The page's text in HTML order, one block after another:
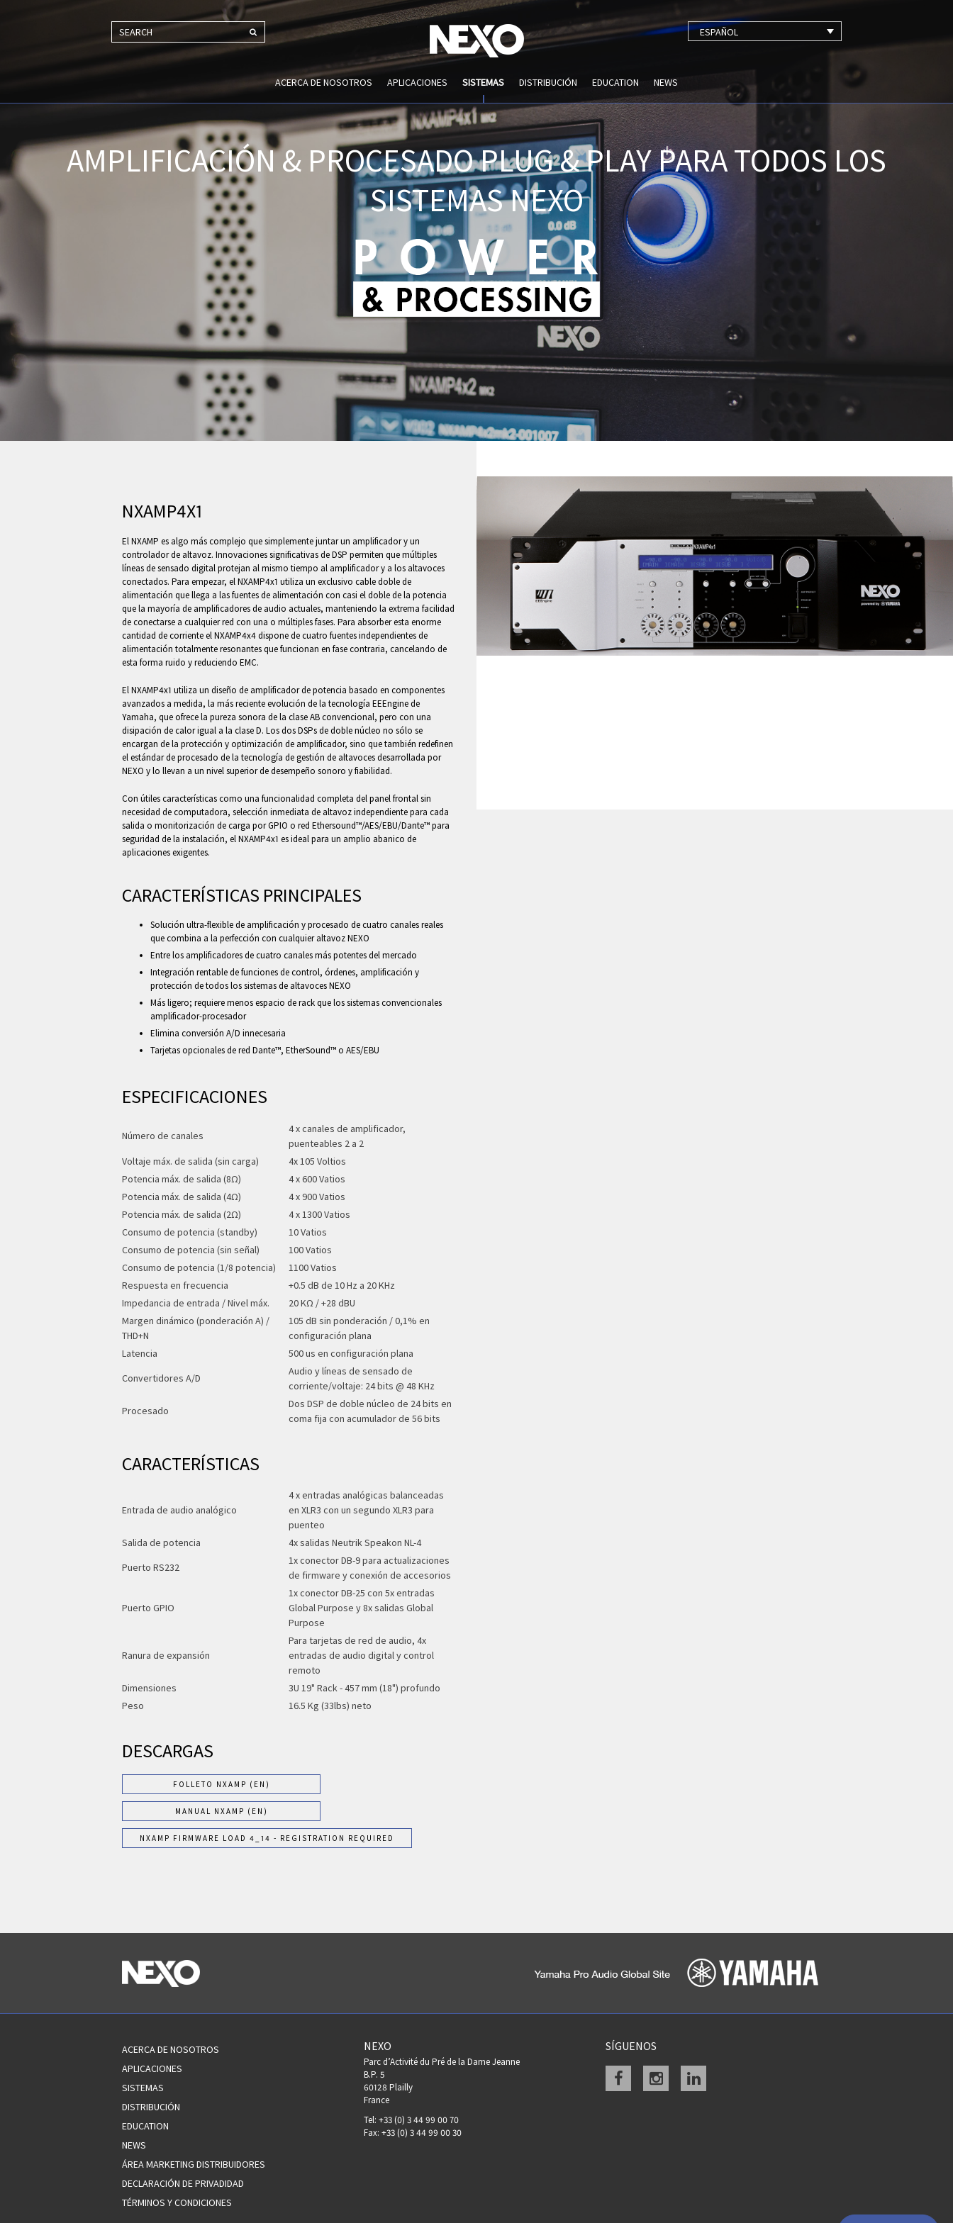
SEARCH ESPAÑOL
ACERCA DE NOSOTROS APLICACIONES SISTEMAS DISTRIBUCIÓN EDUCATION NEWS
AMPLIFICACIÓN & PROCESADO PLUG & PLAY PARA TODOS LOS
SISTEMAS NEXO
NXAMP4X1
El NXAMP es algo más complejo que simplemente juntar un amplificador y un
controlador de altavoz. Innovaciones significativas de DSP permiten que múltiples
líneas de sensado digital protejan al mismo tiempo al amplificador y a los altavoces
conectados. Para empezar, el NXAMP4x1 utiliza un exclusivo cable doble de
alimentación que llega a las fuentes de alimentación con casi el doble de la potencia
que la mayoría de amplificadores de audio actuales, manteniendo la extrema facilidad
de conectarse a cualquier red con una o múltiples fases. Para absorber esta enorme
cantidad de corriente el NXAMP4x4 dispone de cuatro fuentes independientes de
alimentación totalmente resonantes que funcionan en fase contraria, cancelando de
esta forma ruido y reduciendo EMC.
El NXAMP4x1 utiliza un diseño de amplificador de potencia basado en componentes
avanzados a medida, la más reciente evolución de la tecnología EEEngine de
Yamaha, que ofrece la pureza sonora de la clase AB convencional, pero con una
disipación de calor igual a la clase D. Los dos DSPs de doble núcleo no sólo se
encargan de la protección y optimización de amplificador, sino que también redefinen
el estándar de procesado de la tecnología de gestión de altavoces desarrollada por
NEXO y lo llevan a un nivel superior de desempeño sonoro y fiabilidad.
Con útiles características como una funcionalidad completa del panel frontal sin
necesidad de computadora, selección inmediata de altavoz independiente para cada
salida o monitorización de carga por GPIO o red Ethersound™/AES/EBU/Dante™ para
seguridad de la instalación, el NXAMP4x1 es ideal para un amplio abanico de
aplicaciones exigentes.
CARACTERÍSTICAS PRINCIPALES
Solución ultra-flexible de amplificación y procesado de cuatro canales reales
que combina a la perfección con cualquier altavoz NEXO
Entre los amplificadores de cuatro canales más potentes del mercado
Integración rentable de funciones de control, órdenes, amplificación y
protección de todos los sistemas de altavoces NEXO
Más ligero; requiere menos espacio de rack que los sistemas convencionales
amplificador-procesador
Elimina conversión A/D innecesaria
Tarjetas opcionales de red Dante™, EtherSound™ o AES/EBU
ESPECIFICACIONES
Número de canales
4 x canales de amplificador,
puenteables 2 a 2
Voltaje máx. de salida (sin carga)
4x 105 Voltios
Potencia máx. de salida (8Ω)
4 x 600 Vatios
Potencia máx. de salida (4Ω)
4 x 900 Vatios
Potencia máx. de salida (2Ω)
4 x 1300 Vatios
Consumo de potencia (standby)
10 Vatios
Consumo de potencia (sin señal)
100 Vatios
Consumo de potencia (1/8 potencia)
1100 Vatios
Respuesta en frecuencia
+0.5 dB de 10 Hz a 20 KHz
Impedancia de entrada / Nivel máx.
20 KΩ / +28 dBU
Margen dinámico (ponderación A) /
THD+N
105 dB sin ponderación / 0,1% en
configuración plana
Latencia
500 us en configuración plana
Convertidores A/D
Audio y líneas de sensado de
corriente/voltaje: 24 bits @ 48 KHz
Procesado
Dos DSP de doble núcleo de 24 bits en
coma fija con acumulador de 56 bits
CARACTERÍSTICAS
Entrada de audio analógico
4 x entradas analógicas balanceadas
en XLR3 con un segundo XLR3 para
puenteo
Salida de potencia
4x salidas Neutrik Speakon NL-4
Puerto RS232
1x conector DB-9 para actualizaciones
de firmware y conexión de accesorios
Puerto GPIO
1x conector DB-25 con 5x entradas
Global Purpose y 8x salidas Global
Purpose
Ranura de expansión
Para tarjetas de red de audio, 4x
entradas de audio digital y control
remoto
Dimensiones
3U 19" Rack - 457 mm (18") profundo
Peso
16.5 Kg (33lbs) neto
DESCARGAS
FOLLETO NXAMP (EN)
MANUAL NXAMP (EN)
NXAMP FIRMWARE LOAD 4_14 - REGISTRATION REQUIRED
ACERCA DE NOSOTROS
APLICACIONES
SISTEMAS
DISTRIBUCIÓN
EDUCATION
NEWS
ÁREA MARKETING DISTRIBUIDORES
DECLARACIÓN DE PRIVADIDAD
TÉRMINOS Y CONDICIONES
NEXO
Parc d’Activité du Pré de la Dame Jeanne
B.P. 5
60128 Plailly
France
Tel: +33 (0) 3 44 99 00 70
Fax: +33 (0) 3 44 99 00 30
SÍGUENOS
Facebookinstagramlinkedin